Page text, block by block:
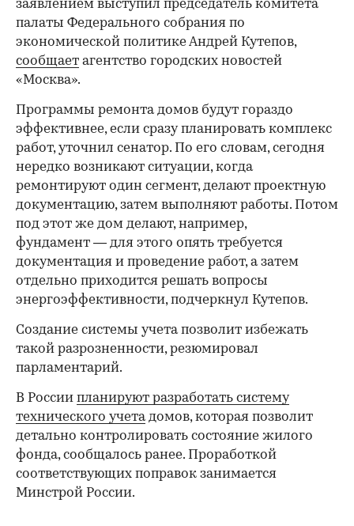
заявлением выступил председатель комитета
палаты Федерального собрания по
экономической политике Андрей Кутепов,
сообщает агентство городских новостей
«Москва».
Программы ремонта домов будут гораздо
эффективнее, если сразу планировать комплекс
работ, уточнил сенатор. По его словам, сегодня
нередко возникают ситуации, когда
ремонтируют один сегмент, делают проектную
документацию, затем выполняют работы. Потом
под этот же дом делают, например,
фундамент — для этого опять требуется
документация и проведение работ, а затем
отдельно приходится решать вопросы
энергоэффективности, подчеркнул Кутепов.
Создание системы учета позволит избежать
такой разрозненности, резюмировал
парламентарий.
В России планируют разработать систему
технического учетадомов, которая позволит
детально контролировать состояние жилого
фонда, сообщалось ранее. Проработкой
соответствующих поправок занимается
Минстрой России.